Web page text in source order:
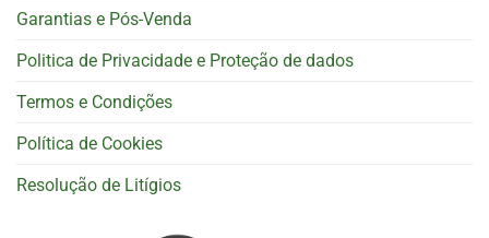
Garantias e Pós-Venda
Politica de Privacidade e Proteção de dados
Termos e Condições
Política de Cookies
Resolução de Litígios